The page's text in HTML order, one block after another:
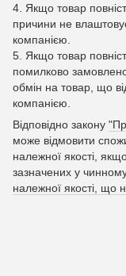
4. Якщо товар
причини не
компанією.
5. Якщо товар
помилково
обмін на товар, що
компанією.
Відповідно закону
може відмовити
належної якості,
зазначених у
належної якості, що